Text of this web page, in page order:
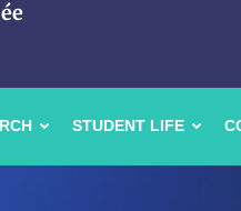
STUDENT LIFE